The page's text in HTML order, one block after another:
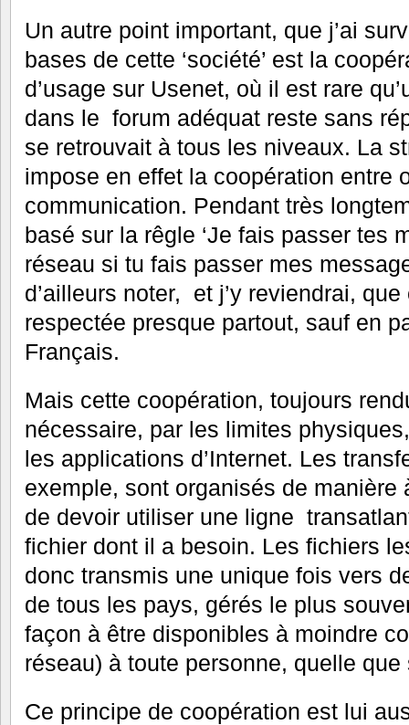
Un autre point important, que j’ai
bases de cette ‘société’ est la
d’usage sur Usenet, où il est rare
dans le forum adéquat reste sans
se retrouvait à tous les niveaux. La
impose en effet la coopération entre
communication. Pendant très
basé sur la rêgle ‘Je fais passer tes
réseau si tu fais passer mes
d’ailleurs noter, et j’y reviendrai,
respectée presque partout, sauf en
Français.
Mais cette coopération, toujours
nécessaire, par les limites
les applications d’Internet. Les
exemple, sont organisés de manière
de devoir utiliser une ligne
fichier dont il a besoin. Les fichiers
donc transmis une unique fois vers
de tous les pays, gérés le plus
façon à être disponibles à moindre
réseau) à toute personne, quelle
Ce principe de coopération est lui